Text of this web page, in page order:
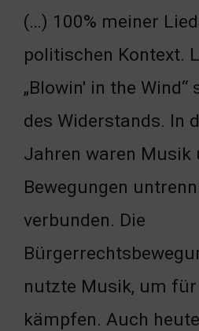
(…) 100% meiner
politischen Kontext.
„Blowin' in the Wind“
des Widerstands. In
Jahren waren Musik
Bewegungen
verbunden. Die
nutzte Musik, um
kämpfen. Auch